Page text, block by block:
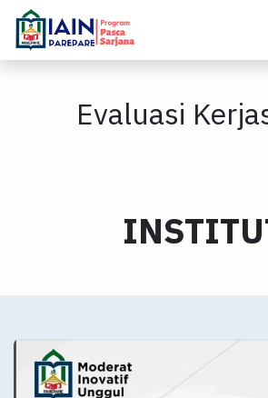
Skip to Content
Evaluasi